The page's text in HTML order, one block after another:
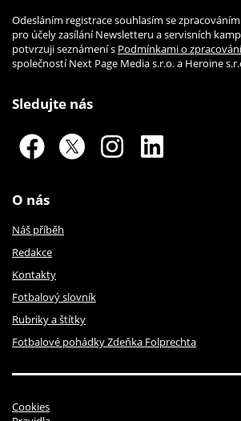
Odesláním registrace souhlasím se
pro účely zasílání Newsletteru a servisních
potvrzuji seznámení s Podmínkami o
společností Next Page Media s.r.o. a Heroine
Sledujte nás
O nás
Náš příběh
Redakce
Kontakty
Fotbalový slovník
Rubriky a štítky
Fotbalové pohádky Zdeňka Folprechta
Cookies